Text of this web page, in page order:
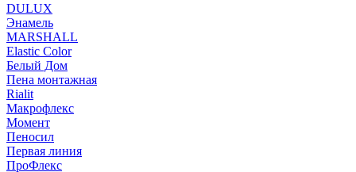
DULUX
Энамель
MARSHALL
Elastic Color
Белый Дом
Пена монтажная
Rialit
Макрофлекс
Момент
Пеносил
Первая линия
ПроФлекс